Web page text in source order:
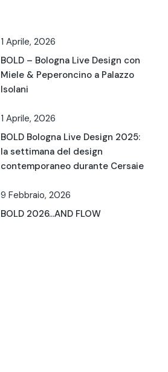
1 Aprile, 2026
BOLD – Bologna Live Design con
Miele & Peperoncino a Palazzo
Isolani
1 Aprile, 2026
BOLD Bologna Live Design 2025:
la settimana del design
contemporaneo durante Cersaie
9 Febbraio, 2026
BOLD 2026…AND FLOW